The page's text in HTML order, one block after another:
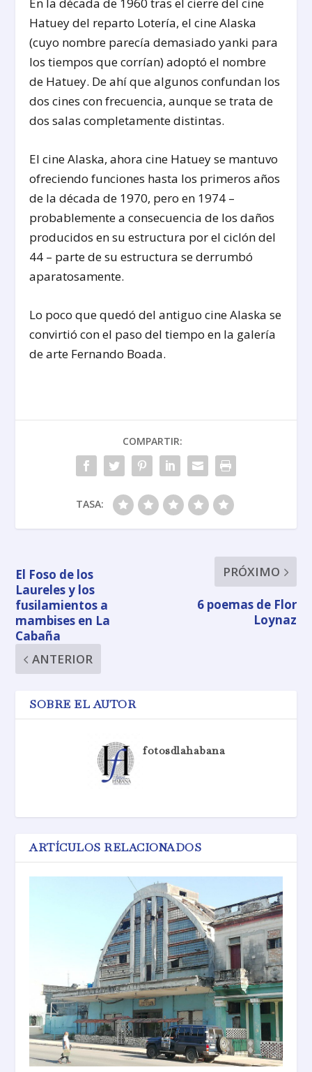
Hatuey del reparto Lotería, el cine Alaska
(cuyo nombre parecía demasiado yanki para
los tiempos que corrían) adoptó el nombre
de Hatuey. De ahí que algunos confundan los
dos cines con frecuencia, aunque se trata de
dos salas completamente distintas.
El cine Alaska, ahora cine Hatuey se mantuvo
ofreciendo funciones hasta los primeros años
de la década de 1970, pero en 1974 –
probablemente a consecuencia de los daños
producidos en su estructura por el ciclón del
44 – parte de su estructura se derrumbó
aparatosamente.
Lo poco que quedó del antiguo cine Alaska se
convirtió con el paso del tiempo en la galería
de arte Fernando Boada.
COMPARTIR:
TASA:
El Foso de los
Laureles y los
fusilamientos a
mambises en La
Cabaña
ANTERIOR
PRÓXIMO
6 poemas de Flor
Loynaz
SOBRE EL AUTOR
fotosdlahabana
ARTÍCULOS RELACIONADOS